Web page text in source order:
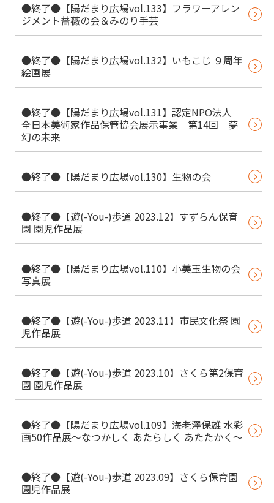
●終了●【陽だまり広場vol.133】フラワーアレン
ジメント薔薇の会＆みのり手芸
●終了●【陽だまり広場vol.132】いもこじ ９周年
絵画展
●終了●【陽だまり広場vol.131】認定NPO法人
全日本美術家作品保管協会展示事業 第14回 夢
幻の未来
●終了●【陽だまり広場vol.130】生物の会
●終了●【遊(-You-)歩道 2023.12】すずらん保育
園 園児作品展
●終了●【陽だまり広場vol.110】小美玉生物の会
写真展
●終了●【遊(-You-)歩道 2023.11】市民文化祭 園
児作品展
●終了●【遊(-You-)歩道 2023.10】さくら第2保育
園 園児作品展
●終了●【陽だまり広場vol.109】海老澤保雄 水彩
画50作品展～なつかしく あたらしく あたたかく～
●終了●【遊(-You-)歩道 2023.09】さくら保育園
園児作品展